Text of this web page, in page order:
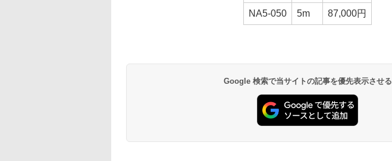
NA5-050 5m 87,000円
Google 検索で当サイトの記事を優先表示させる